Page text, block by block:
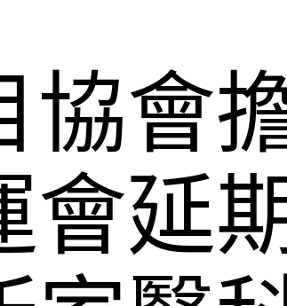
協會
會延